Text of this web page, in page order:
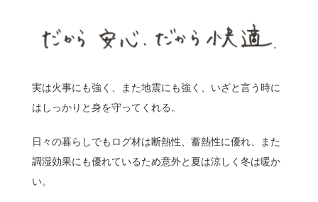
実は火事にも強く、また地震にも強く、いざと言う時に
はしっかりと身を守ってくれる。
日々の暮らしでもログ材は断熱性、蓄熱性に優れ、また
調湿効果にも優れているため意外と夏は涼しく冬は暖か
い。